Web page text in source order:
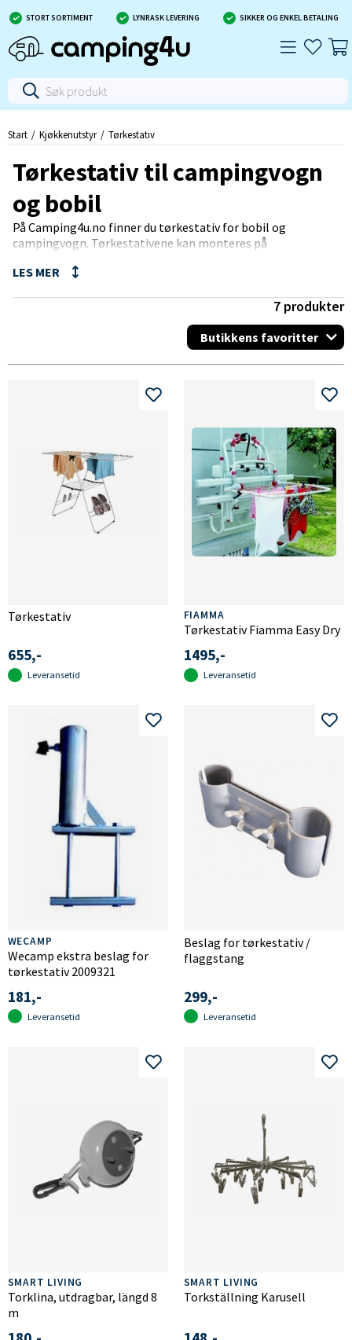
STORT SORTIMENT LYNRASK LEVERING SIKKER OG ENKEL BETALING
Start Kjøkkenutstyr Tørkestativ
Tørkestativ til campingvogn
og bobil
På Camping4u.no finner du tørkestativ for bobil og
campingvogn. Tørkestativene kan monteres på
ikke er i bruk. Du finner også fristående tørkestativ.
7 produkter
Butikkens favoritter
Tørkestativ
655,-
Leveransetid
FIAMMA
Tørkestativ Fiamma Easy Dry
1495,-
Leveransetid
WECAMP
Wecamp ekstra beslag for
tørkestativ 2009321
181,-
Leveransetid
Beslag for tørkestativ /
flaggstang
299,-
Leveransetid
SMART LIVING
Torklina, utdragbar, längd 8
m
SMART LIVING
Torkställning Karusell